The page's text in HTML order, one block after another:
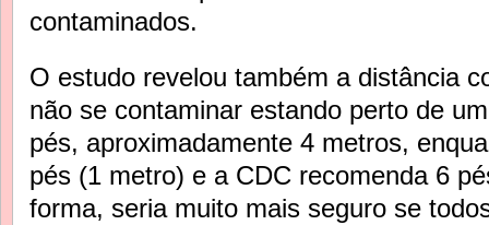
contaminados.
O estudo revelou também a distância
não se contaminar estando perto de
pés, aproximadamente 4 metros,
pés (1 metro) e a CDC recomenda 6
forma, seria muito mais seguro se